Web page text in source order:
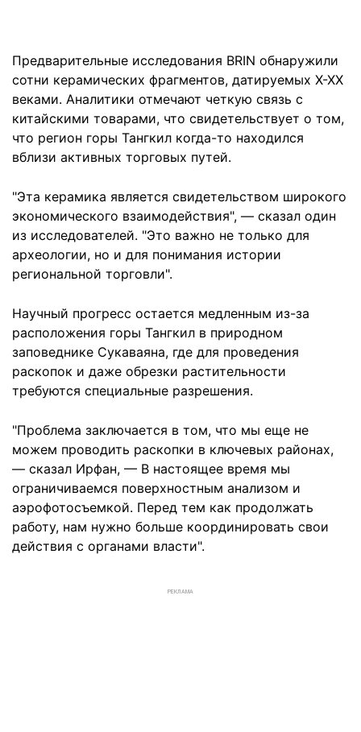
Предварительные исследования BRIN обнаружили
сотни керамических фрагментов, датируемых X-XX
веками. Аналитики отмечают четкую связь с
китайскими товарами, что свидетельствует о том,
что регион горы Тангкил когда-то находился
вблизи активных торговых путей.
"Эта керамика является свидетельством широкого
экономического взаимодействия", — сказал один
из исследователей. "Это важно не только для
археологии, но и для понимания истории
региональной торговли".
Научный прогресс остается медленным из-за
расположения горы Тангкил в природном
заповеднике Сукаваяна, где для проведения
раскопок и даже обрезки растительности
требуются специальные разрешения.
"Проблема заключается в том, что мы еще не
можем проводить раскопки в ключевых районах,
— сказал Ирфан, — В настоящее время мы
ограничиваемся поверхностным анализом и
аэрофотосъемкой. Перед тем как продолжать
работу, нам нужно больше координировать свои
действия с органами власти".
РЕКЛАМА